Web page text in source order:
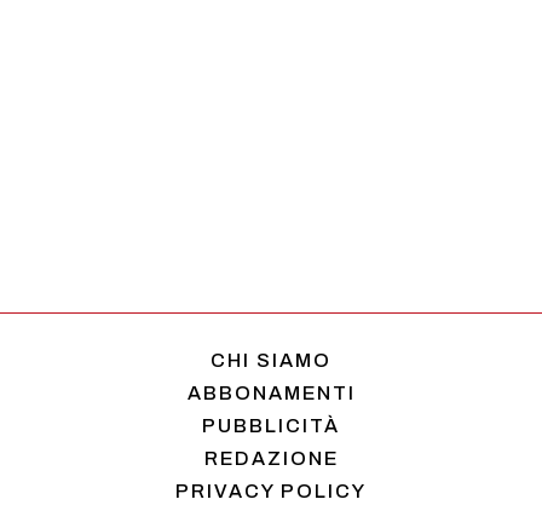
CHI SIAMO
ABBONAMENTI
PUBBLICITÀ
REDAZIONE
PRIVACY POLICY